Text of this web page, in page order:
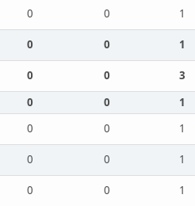
0 0
1
0 0
1
0 0
3
0 0
1
0 0
1
0 0
1
0 0
1